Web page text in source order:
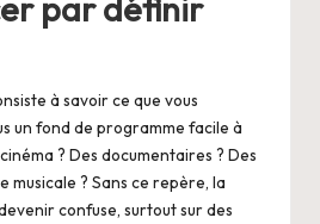
à savoir ce que vous
un fond de programme facile à
? Des documentaires ? Des
musicale ? Sans ce repère, la
confuse, surtout sur des